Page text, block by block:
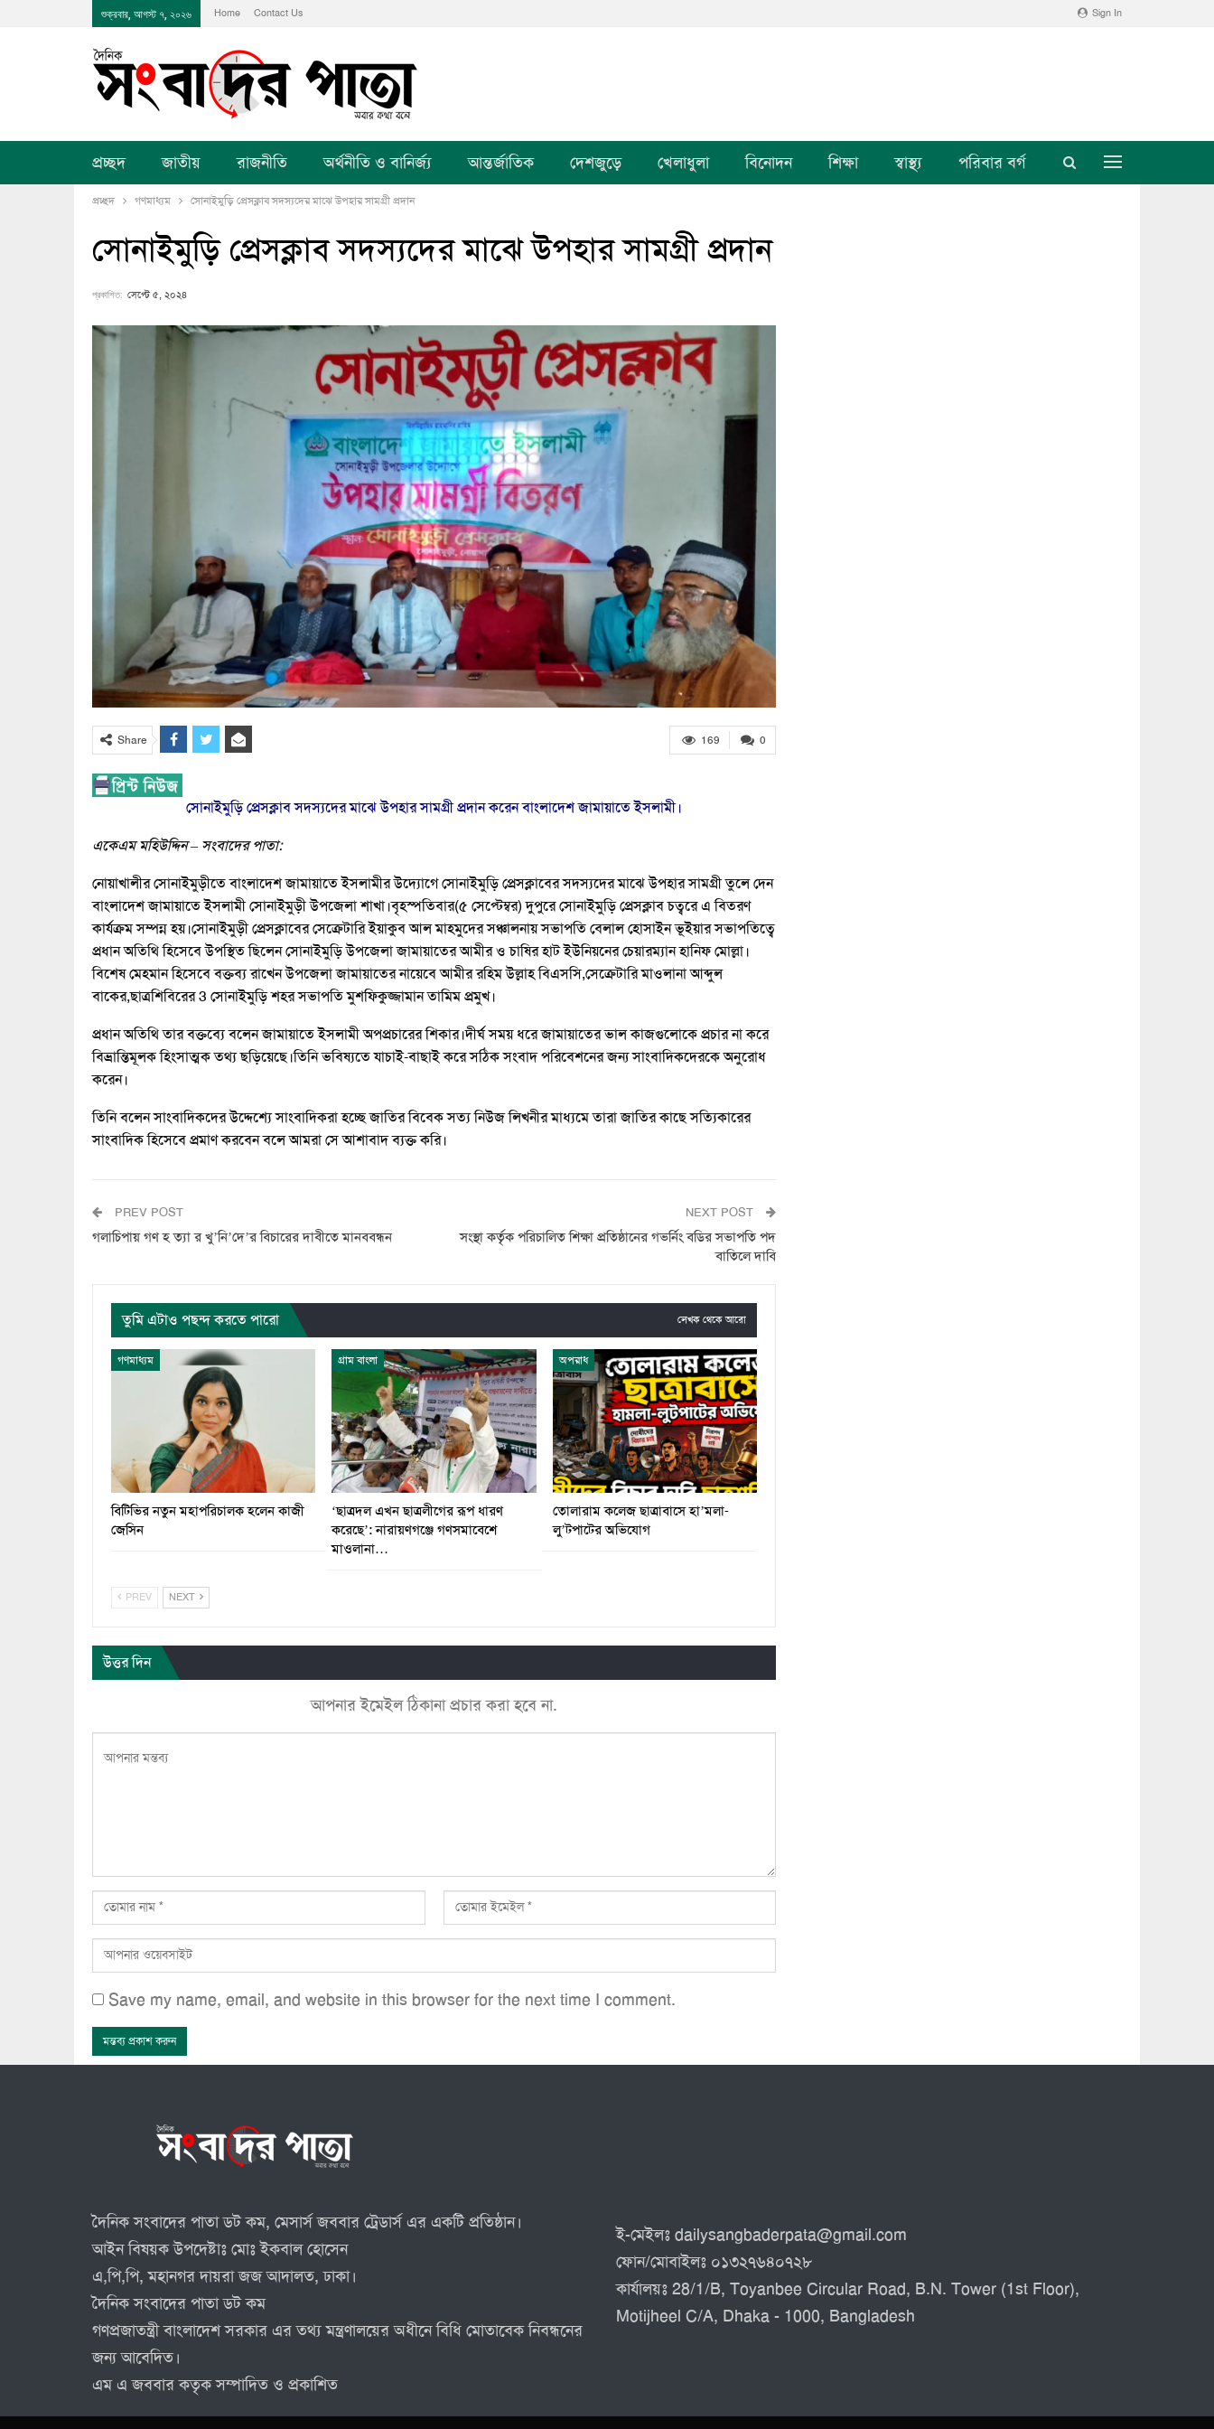
Sign In
শুক্রবার, আগস্ট ৭, ২০২৬ Home Contact Us
প্রচ্ছদ জাতীয় রাজনীতি অর্থনীতি ও বানির্জ্য আন্তর্জাতিক দেশজুড়ে খেলাধুলা বিনোদন শিক্ষা স্বাস্থ্য পরিবার বর্গ
প্রচ্ছদ গণমাধ্যম সোনাইমুড়ি প্রেসক্লাব সদস্যদের মাঝে উপহার সামগ্রী প্রদান
সোনাইমুড়ি প্রেসক্লাব সদস্যদের মাঝে উপহার সামগ্রী প্রদান
প্রকাশিত: সেপ্টে ৫, ২০২৪
0
169
Share
সোনাইমুড়ি প্রেসক্লাব সদস্যদের মাঝে উপহার সামগ্রী প্রদান করেন বাংলাদেশ জামায়াতে ইসলামী।
একেএম মহিউদ্দিন – সংবাদের পাতা:
নোয়াখালীর সোনাইমুড়ীতে বাংলাদেশ জামায়াতে ইসলামীর উদ্যোগে সোনাইমুড়ি প্রেসক্লাবের সদস্যদের মাঝে উপহার সামগ্রী তুলে দেন
বাংলাদেশ জামায়াতে ইসলামী সোনাইমুড়ী উপজেলা শাখা।বৃহস্পতিবার(৫ সেপ্টেম্বর) দুপুরে সোনাইমুড়ি প্রেসক্লাব চত্বরে এ বিতরণ
কার্যক্রম সম্পন্ন হয়।সোনাইমুড়ী প্রেসক্লাবের সেক্রেটারি ইয়াকুব আল মাহমুদের সঞ্চালনায় সভাপতি বেলাল হোসাইন ভূইয়ার সভাপতিত্বে
প্রধান অতিথি হিসেবে উপস্থিত ছিলেন সোনাইমুড়ি উপজেলা জামায়াতের আমীর ও চাষির হাট ইউনিয়নের চেয়ারম্যান হানিফ মোল্লা।
বিশেষ মেহমান হিসেবে বক্তব্য রাখেন উপজেলা জামায়াতের নায়েবে আমীর রহিম উল্লাহ বিএসসি,সেক্রেটারি মাওলানা আব্দুল
বাকের,ছাত্রশিবিরের 3 সোনাইমুড়ি শহর সভাপতি মুশফিকুজ্জামান তামিম প্রমুখ।
প্রধান অতিথি তার বক্তব্যে বলেন জামায়াতে ইসলামী অপপ্রচারের শিকার।দীর্ঘ সময় ধরে জামায়াতের ভাল কাজগুলোকে প্রচার না করে
বিভ্রান্তিমূলক হিংসাত্মক তথ্য ছড়িয়েছে।তিনি ভবিষ্যতে যাচাই-বাছাই করে সঠিক সংবাদ পরিবেশনের জন্য সাংবাদিকদেরকে অনুরোধ
করেন।
তিনি বলেন সাংবাদিকদের উদ্দেশ্যে সাংবাদিকরা হচ্ছে জাতির বিবেক সত্য নিউজ লিখনীর মাধ্যমে তারা জাতির কাছে সত্যিকারের
সাংবাদিক হিসেবে প্রমাণ করবেন বলে আমরা সে আশাবাদ ব্যক্ত করি।
PREV POST
গলাচিপায় গণ হ ত্যা র খু’নি’দে’র বিচারের দাবীতে মানববন্ধন
NEXT POST
সংস্থা কর্তৃক পরিচালিত শিক্ষা প্রতিষ্ঠানের গভর্নিং বডির সভাপতি পদ
বাতিলে দাবি
তুমি এটাও পছন্দ করতে পারো লেখক থেকে আরো
গণমাধ্যম
বিটিভির নতুন মহাপরিচালক হলেন কাজী
জেসিন
গ্রাম বাংলা
‘ছাত্রদল এখন ছাত্রলীগের রূপ ধারণ
করেছে’: নারায়ণগঞ্জে গণসমাবেশে
মাওলানা…
অপরাধ
তোলারাম কলেজ ছাত্রাবাসে হা’মলা-
লু’টপাটের অভিযোগ
PREV NEXT
উত্তর দিন
আপনার ইমেইল ঠিকানা প্রচার করা হবে না.
Save my name, email, and website in this browser for the next time I comment.
দৈনিক সংবাদের পাতা ডট কম, মেসার্স জববার ট্রেডার্স এর একটি প্রতিষ্ঠান।
আইন বিষয়ক উপদেষ্টাঃ মোঃ ইকবাল হোসেন
এ,পি,পি, মহানগর দায়রা জজ আদালত, ঢাকা।
দৈনিক সংবাদের পাতা ডট কম
গণপ্রজাতন্ত্রী বাংলাদেশ সরকার এর তথ্য মন্ত্রণালয়ের অধীনে বিধি মোতাবেক নিবন্ধনের
জন্য আবেদিত।
এম এ জববার কতৃক সম্পাদিত ও প্রকাশিত
ই-মেইলঃ dailysangbaderpata@gmail.com
ফোন/মোবাইলঃ ০১৩২৭৬৪০৭২৮
কার্যালয়ঃ 28/1/B, Toyanbee Circular Road, B.N. Tower (1st Floor),
Motijheel C/A, Dhaka - 1000, Bangladesh